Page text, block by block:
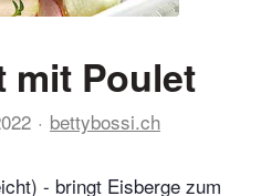
mit Poulet
bettybossi.ch
- bringt Eisberge zum